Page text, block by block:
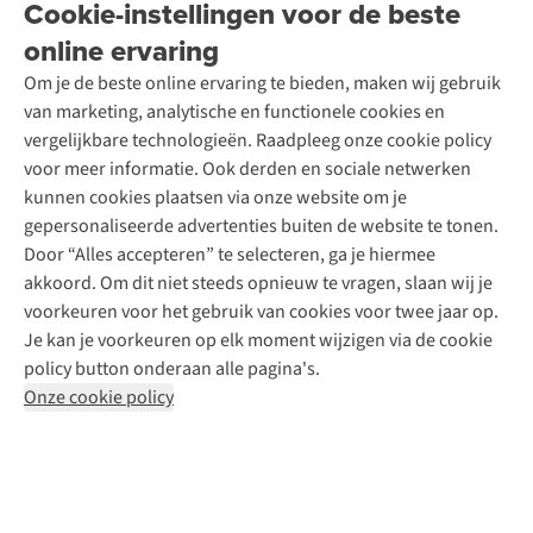
Cookie-instellingen voor de beste
online ervaring
Om je de beste online ervaring te bieden, maken wij gebruik
van marketing, analytische en functionele cookies en
vergelijkbare technologieën. Raadpleeg onze cookie policy
voor meer informatie. Ook derden en sociale netwerken
kunnen cookies plaatsen via onze website om je
gepersonaliseerde advertenties buiten de website te tonen.
Door “Alles accepteren” te selecteren, ga je hiermee
akkoord. Om dit niet steeds opnieuw te vragen, slaan wij je
voorkeuren voor het gebruik van cookies voor twee jaar op.
Je kan je voorkeuren op elk moment wijzigen via de cookie
policy button onderaan alle pagina's.
Onze cookie policy
Garantie
Contact
Over A.S.Adventure
Toegankelijkheidsverklaring
Ski-onderhoud
Wasservice
Schoenonderhoud
Schoenherstelling
Kledingherstelling
Retouches
Voor bedrijven
A.S.Magazine
Podcast
Explore Academy
Explore Camp
Gear Check
Inspiratie & advies
Meld je aan voor de nieuwsbrief
Follow us
Disclaimer Privacy Policy
Algemene voorwaarden
Cookie Policy